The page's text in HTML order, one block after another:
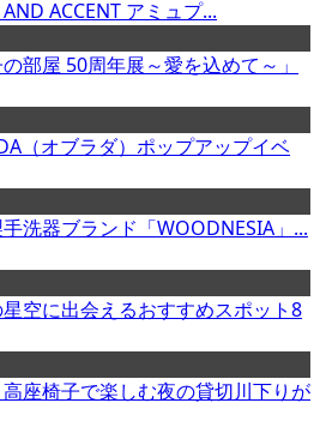
ACCENT アミュプ...
部屋 50周年展～愛を込めて～」
（オブラダ）ポップアップイベ
洗器ブランド「WOODNESIA」...
空に出会えるおすすめスポット8
座椅子で楽しむ夜の貸切川下りが